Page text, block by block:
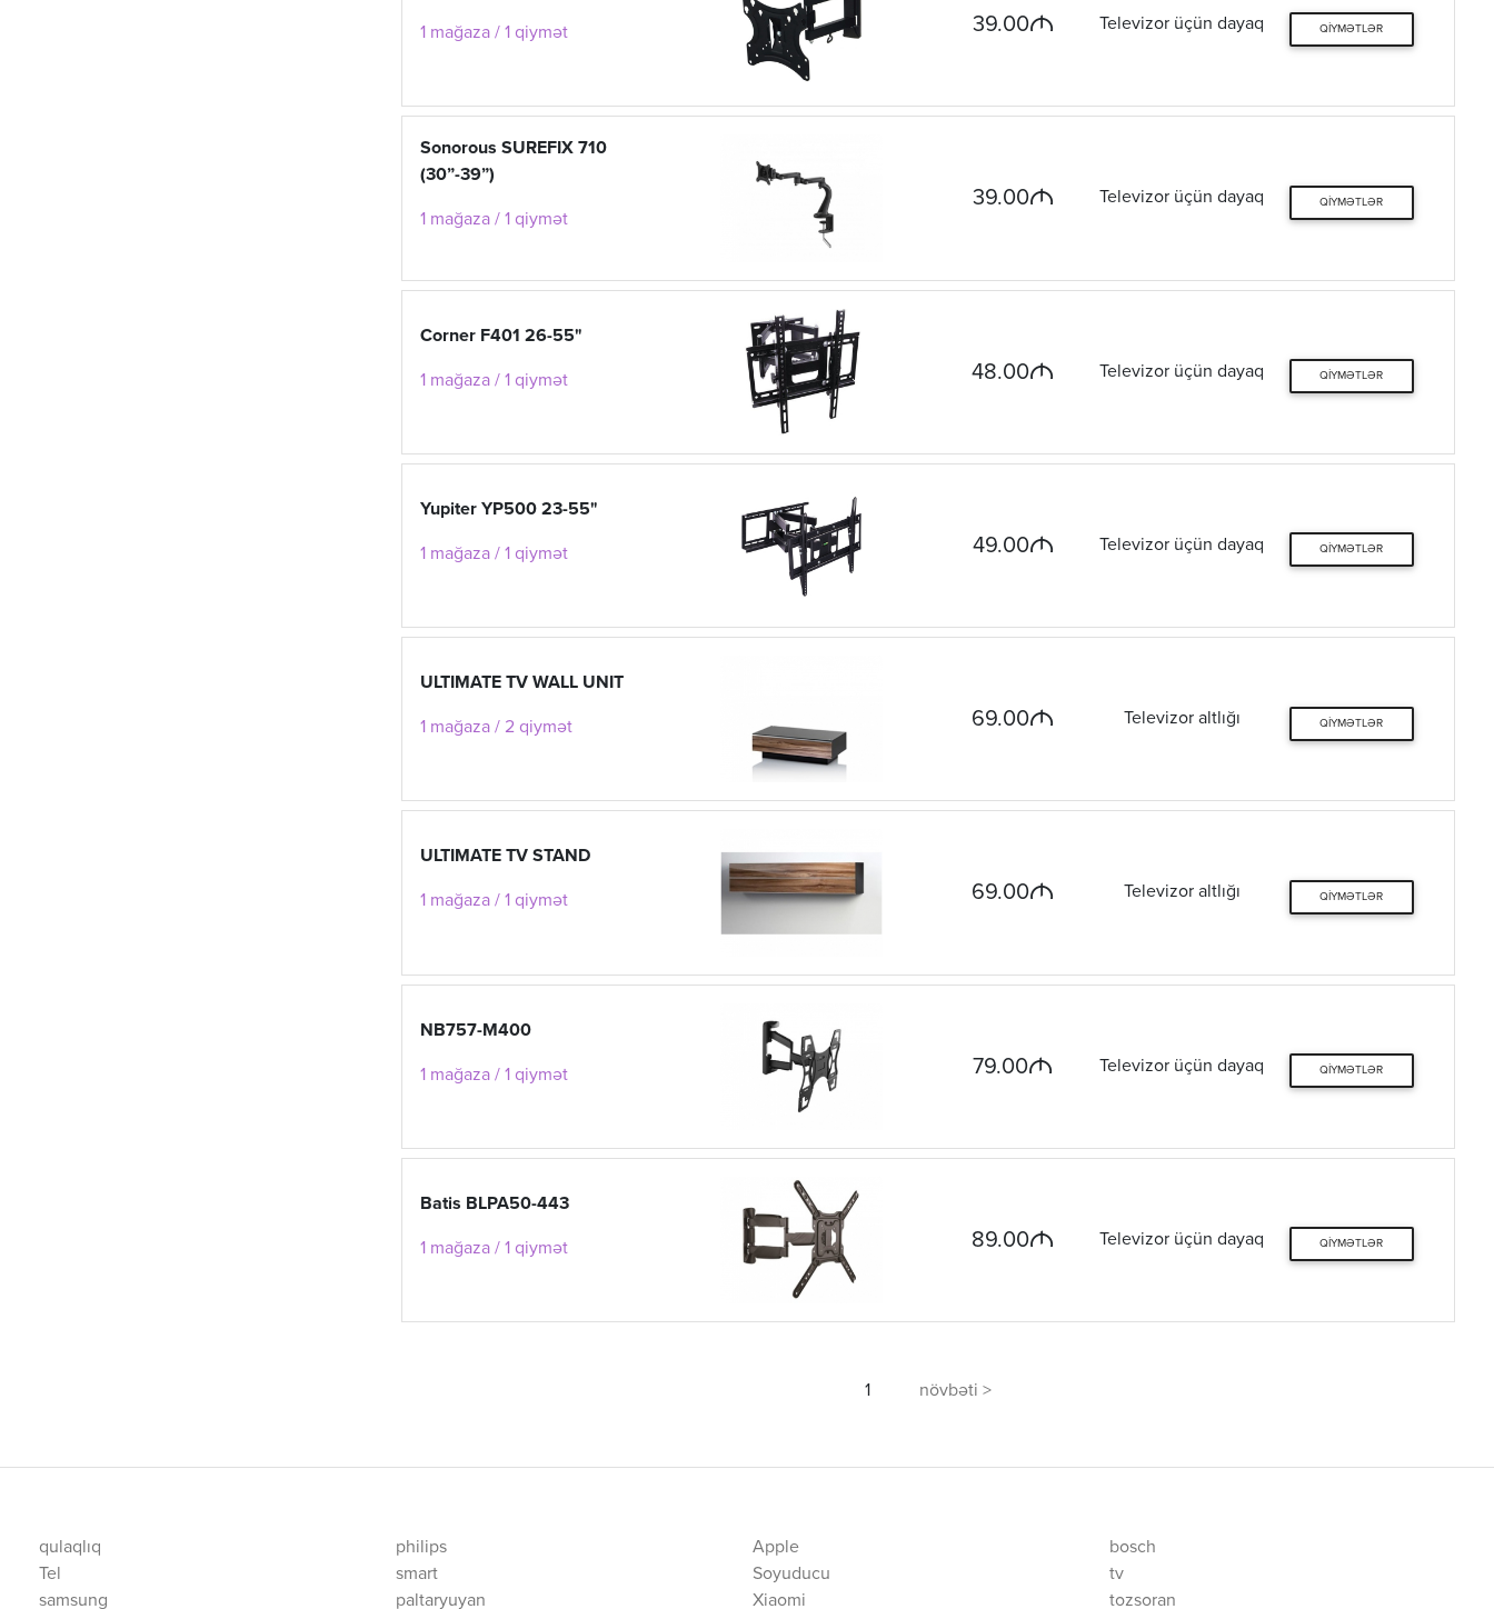
1 mağaza / 1 qiymət 39.00M Televizor üçün dayaq QIYMƏTLƏR
Sonorous SUREFIX 710
(30”-39”)
1 mağaza / 1 qiymət
39.00M Televizor üçün dayaq QIYMƏTLƏR
Corner F401 26-55"
1 mağaza / 1 qiymət 48.00M Televizor üçün dayaq QIYMƏTLƏR
Yupiter YP500 23-55"
1 mağaza / 1 qiymət 49.00M Televizor üçün dayaq QIYMƏTLƏR
ULTIMATE TV WALL UNIT
1 mağaza / 2 qiymət 69.00M Televizor altlığı QIYMƏTLƏR
ULTIMATE TV STAND
1 mağaza / 1 qiymət 69.00M Televizor altlığı QIYMƏTLƏR
NB757-M400
1 mağaza / 1 qiymət 79.00M Televizor üçün dayaq QIYMƏTLƏR
Batis BLPA50-443
1 mağaza / 1 qiymət 89.00M Televizor üçün dayaq QIYMƏTLƏR
1 növbəti >
qulaqlıq
Tel
samsung
philips
smart
paltaryuyan
Apple
Soyuducu
Xiaomi
bosch
tv
tozsoran